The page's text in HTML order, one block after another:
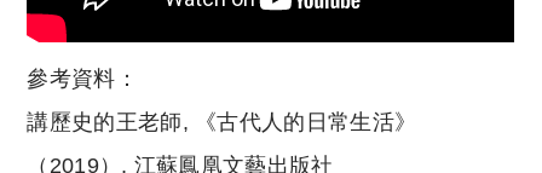
參考資料：
講歷史的王老師, 《古代人的日常生活》
（2019）, 江蘇鳳凰文藝出版社